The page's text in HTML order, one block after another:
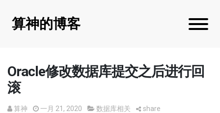
算神的博客
Oracle修改数据库提交之后进行回
滚
算神 一月 21, 2020 数据库相关 share